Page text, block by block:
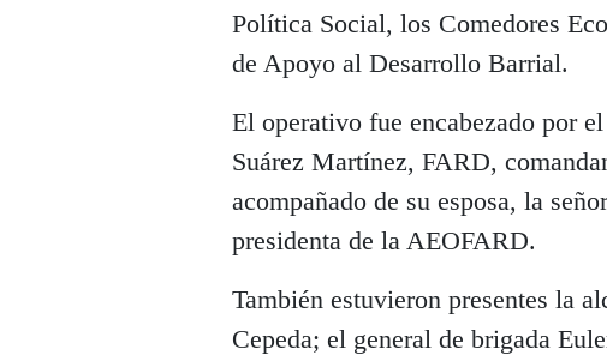
Política Social, los Comedores
de Apoyo al Desarrollo Barrial.
El operativo fue encabezado por
Suárez Martínez, FARD,
acompañado de su esposa, la
presidenta de la AEOFARD.
También estuvieron presentes la
Cepeda; el general de brigada